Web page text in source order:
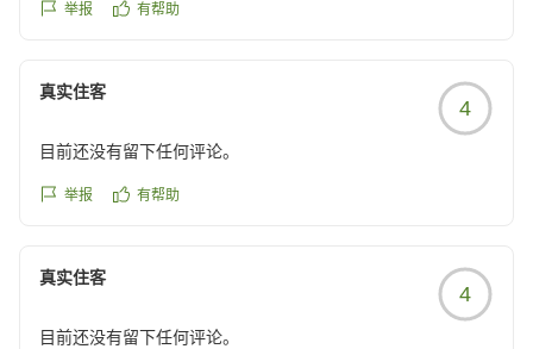
https://review.travel.rakuten.co.jp/hotel/voice/165677?
举报 有帮助
真实住客
4
目前还没有留下任何评论。
举报 有帮助
真实住客
4
目前还没有留下任何评论。